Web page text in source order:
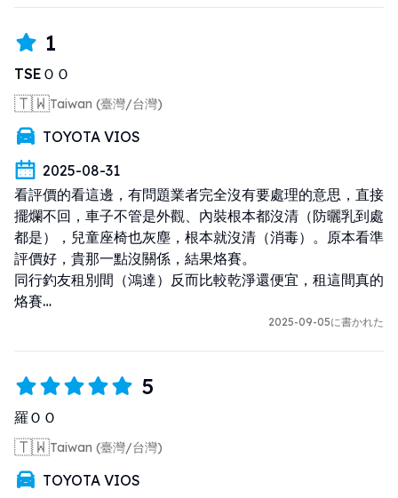
1
TSEＯＯ
🇹🇼Taiwan (臺灣/台灣)
TOYOTA VIOS
2025-08-31
看評價的看這邊，有問題業者完全沒有要處理的意思，直接
擺爛不回，車子不管是外觀、內裝根本都沒清（防曬乳到處
都是），兒童座椅也灰塵，根本就沒清（消毒）。原本看準
評價好，貴那一點沒關係，結果烙賽。
同行釣友租別間（鴻達）反而比較乾淨還便宜，租這間真的
烙賽
場接送，差沒多少時間，重點有問題還能馬上反應
更新：今天第四天還車車，約好時間還車還放鳥，說錄影錄
一錄丟在那邊就好，期間車子出問題開罰單怎麼辦？雞巴毛
官方Line跟死人一樣打死不回應
2025-09-05に書かれた
5
羅ＯＯ
🇹🇼Taiwan (臺灣/台灣)
TOYOTA VIOS